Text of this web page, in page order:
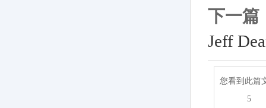
下一篇
Jeff
您看到此篇
5